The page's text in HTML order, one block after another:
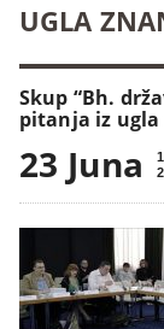
UGLA
Skup “Bh.
pitanja iz
23 Juna